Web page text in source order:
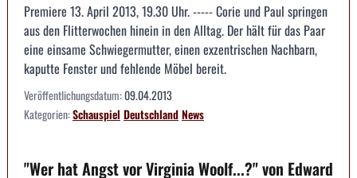
Premiere 13. April 2013, 19.30 Uhr. ----- Corie und Paul springen
aus den Flitterwochen hinein in den Alltag. Der hält für das Paar
eine einsame Schwiegermutter, einen exzentrischen Nachbarn,
kaputte Fenster und fehlende Möbel bereit.
Veröffentlichungsdatum:09.04.2013
Kategorien:Schauspiel DeutschlandNews
"Wer hat Angst vor Virginia Woolf...?" von Edward